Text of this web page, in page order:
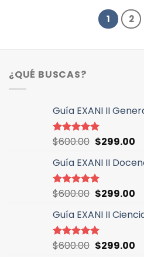
1 2
¿QUÉ BUSCAS?
Guía EXANI II
Valorado
de 5
$600.00 El
original
era:
$600.00.
$299.00El
Guía EXANI II
Valorado
de 5
$600.00 El
original
era:
$600.00.
$299.00El
Guía EXANI II
Valorado
$600.00 El
$299.00El